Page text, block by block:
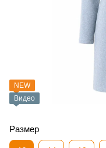
NEW
Видео
Размер